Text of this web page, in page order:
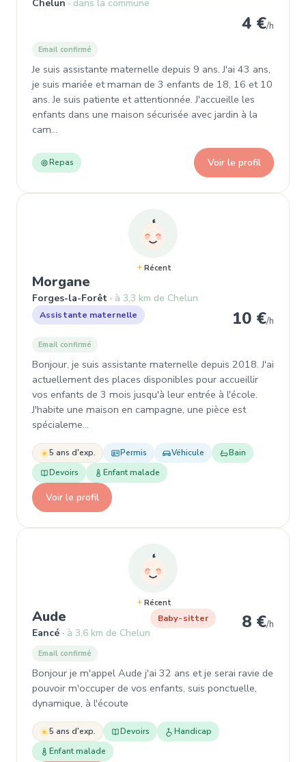
Chelun dans la commune
4 €/h
Email confirmé
Je suis assistante maternelle depuis 9 ans. J'ai 43 ans,
je suis mariée et maman de 3 enfants de 18, 16 et 10
ans. Je suis patiente et attentionnée. J'accueille les
enfants dans une maison sécurisée avec jardin à la
cam…
Repas Voir le profil
Récent
Morgane
Forges-la-Forêt à 3,3 km de Chelun
Assistante maternelle 10 €/h
Email confirmé
Bonjour, je suis assistante maternelle depuis 2018. J'ai
actuellement des places disponibles pour accueillir
vos enfants de 3 mois jusqu'à leur entrée à l'école.
J'habite une maison en campagne, une pièce est
spécialeme…
5 ans d'exp. Permis Véhicule
Bain
Devoirs
Enfant malade
Voir le profil
Récent
Aude , Garde d'enfant à Eancé
Eancé à 3,6 km de Chelun
Baby-sitter 8 €/h
Email confirmé
Bonjour je m'appel Aude j'ai 32 ans et je serai ravie de
pouvoir m'occuper de vos enfants, suis ponctuelle,
dynamique, à l'écoute
5 ans d'exp. Devoirs
Handicap
Enfant malade